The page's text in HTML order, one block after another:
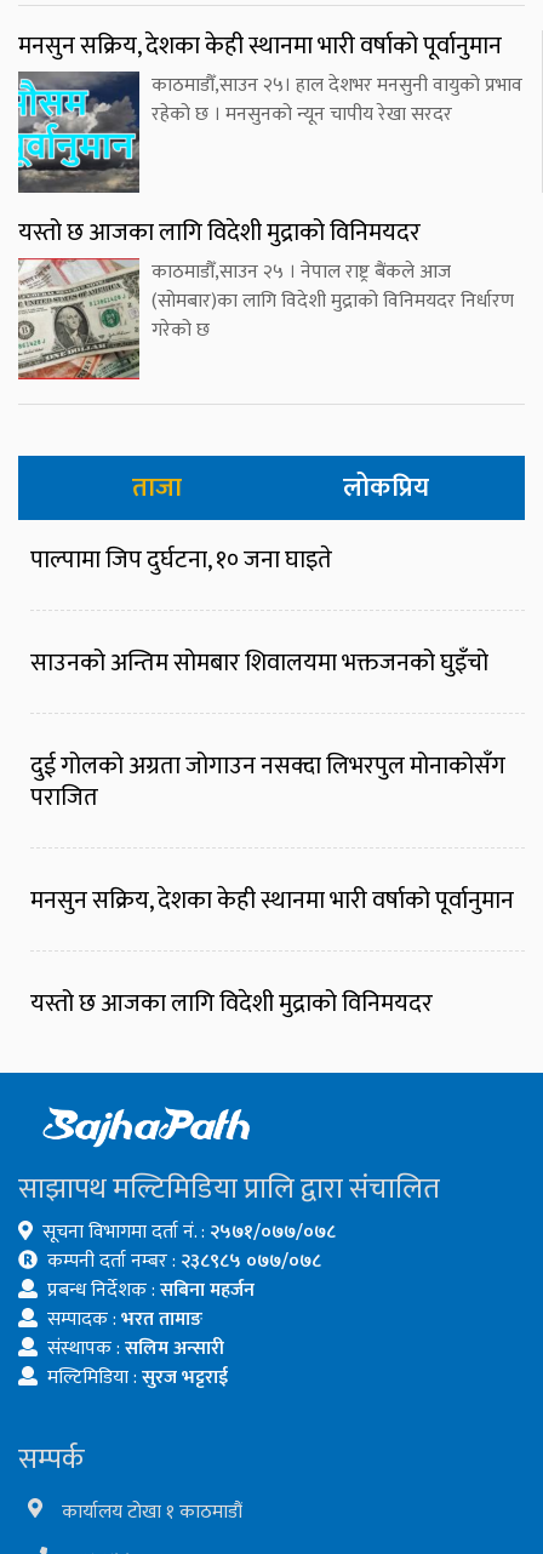
मनसुन सक्रिय, देशका केही स्थानमा भारी वर्षाको पूर्वानुमान
काठमाडौँ,साउन २५। हाल देशभर मनसुनी वायुको प्रभाव
रहेको छ । मनसुनको न्यून चापीय रेखा सरदर
यस्तो छ आजका लागि विदेशी मुद्राको विनिमयदर
काठमाडौँ,साउन २५ । नेपाल राष्ट्र बैंकले आज
(सोमबार)का लागि विदेशी मुद्राको विनिमयदर निर्धारण
गरेको छ
ताजा लोकप्रिय
पाल्पामा जिप दुर्घटना, १० जना घाइते
साउनको अन्तिम सोमबार शिवालयमा भक्तजनको घुइँचो
दुई गोलको अग्रता जोगाउन नसक्दा लिभरपुल मोनाकोसँग
पराजित
मनसुन सक्रिय, देशका केही स्थानमा भारी वर्षाको पूर्वानुमान
यस्तो छ आजका लागि विदेशी मुद्राको विनिमयदर
साझापथ मल्टिमिडिया प्रालि द्वारा संचालित
सूचना विभागमा दर्ता नं. : २५७१/०७७/०७८
कम्पनी दर्ता नम्बर : २३८९८५ ०७७/०७८
प्रबन्ध निर्देशक :सबिना महर्जन
सम्पादक :भरत तामाङ
संस्थापक :सलिम अन्सारी
मल्टिमिडिया :सुरज भट्टराई
सम्पर्क
कार्यालय टोखा १ काठमाडौं